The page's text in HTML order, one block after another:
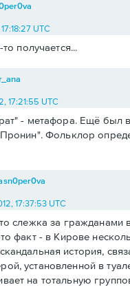
UTC
получается...
17:21:55 UTC
- метафора. Ещё был
Фольклор
17:37:53 UTC
слежка за гражданами
факт - в Кирове
история,
установленной в
на тотальную